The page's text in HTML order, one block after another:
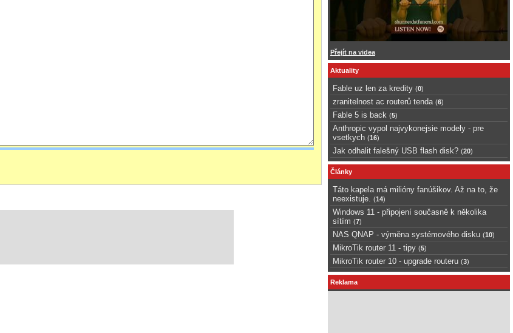
Přejít na videa
Aktuality
Fable uz len za kredity (0)
zranitelnost ac routerů tenda (6)
Fable 5 is back (5)
Anthropic vypol najvykonejsie modely - pre
vsetkych (16)
Jak odhalit falešný USB flash disk? (20)
Články
Táto kapela má milióny fanúšikov. Až na to, že
neexistuje.
(14)
Windows 11 - připojení současně k několika
sítím (7)
NAS QNAP - výměna systémového disku (10)
MikroTik router 11 - tipy (5)
MikroTik router 10 - upgrade routeru (3)
Reklama